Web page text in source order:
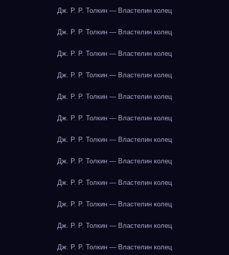
Дж. Р. Р. Толкин — Властелин колец
Дж. Р. Р. Толкин — Властелин колец
Дж. Р. Р. Толкин — Властелин колец
Дж. Р. Р. Толкин — Властелин колец
Дж. Р. Р. Толкин — Властелин колец
Дж. Р. Р. Толкин — Властелин колец
Дж. Р. Р. Толкин — Властелин колец
Дж. Р. Р. Толкин — Властелин колец
Дж. Р. Р. Толкин — Властелин колец
Дж. Р. Р. Толкин — Властелин колец
Дж. Р. Р. Толкин — Властелин колец
Дж. Р. Р. Толкин — Властелин колец